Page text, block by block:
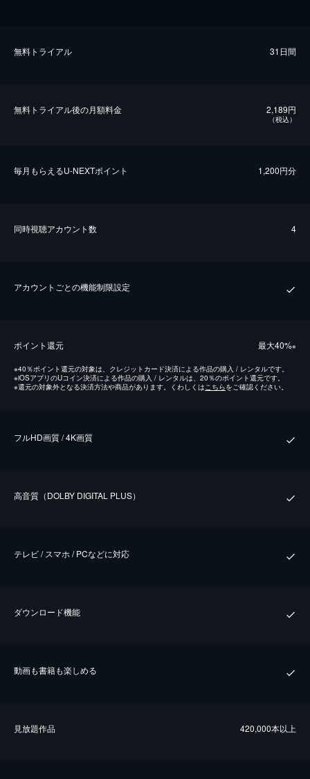
無料トライアル 31日間
無料トライアル後の⽉額料金 2,189円
（税込）
毎⽉もらえるU-NEXTポイント 1,200円分
同時視聴アカウント数 4
アカウントごとの機能制限設定
ポイント還元 最⼤40%※
※40％ポイント還元の対象は、クレジットカード決済による作品の購入 / レンタルです。
※iOSアプリのUコイン決済による作品の購入 / レンタルは、20％のポイント還元です。
※還元の対象外となる決済方法や商品があります。くわしくはこちらをご確認ください。
フルHD画質 / 4K画質
⾼⾳質（DOLBY DIGITAL PLUS）
テレビ / スマホ / PCなどに対応
ダウンロード機能
動画も書籍も楽しめる
⾒放題作品 420,000本以上